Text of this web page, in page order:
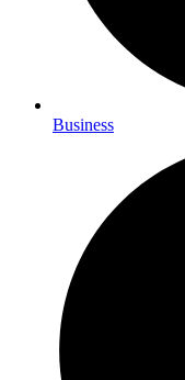
Business